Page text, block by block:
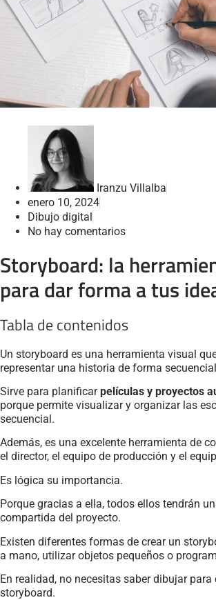
Iranzu Villalba
enero 10, 2024
Dibujo digital
No hay comentarios
Storyboard: la
para dar forma a tus
Tabla de contenidos
Un storyboard es una herramienta visual
representar una historia de forma
Sirve para planificarpelículas y proyectos
porque permite visualizar y organizar las
secuencial.
Además, es una excelente herramienta de
el director, el equipo de producción y el
Es lógica su importancia.
Porque gracias a ella, todos ellos tendrán
compartida del proyecto.
Existen diferentes formas de crear un
a mano, utilizar objetos pequeños o
En realidad, no necesitas saber dibujar para
storyboard.